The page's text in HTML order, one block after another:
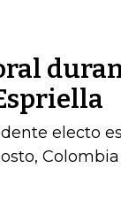
electo es
Colombia